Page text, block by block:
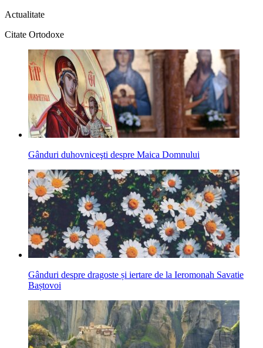
Actualitate
Citate Ortodoxe
Gânduri duhovniceşti despre Maica Domnului
Gânduri despre dragoste și iertare de la Ieromonah Savatie
Baștovoi